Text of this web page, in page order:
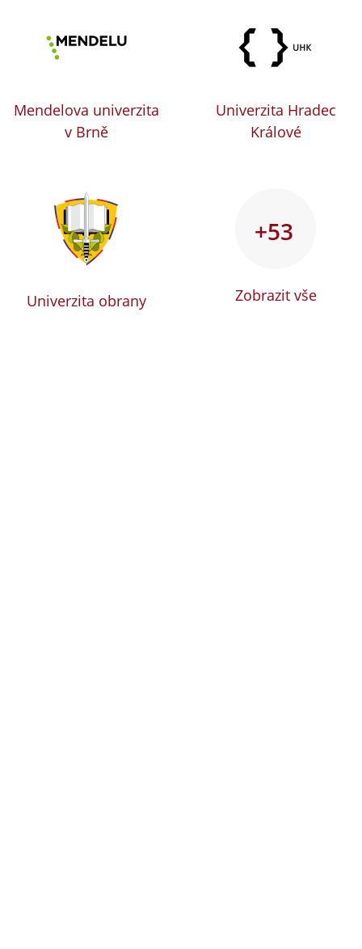
Mendelova univerzita
v Brně
Univerzita Hradec
Králové
Univerzita obrany
+53
Zobrazit vše